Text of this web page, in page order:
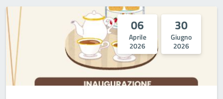
06
Aprile
2026
30
Giugno
2026